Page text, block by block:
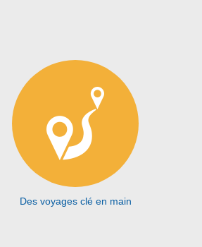
Des voyages clé en main